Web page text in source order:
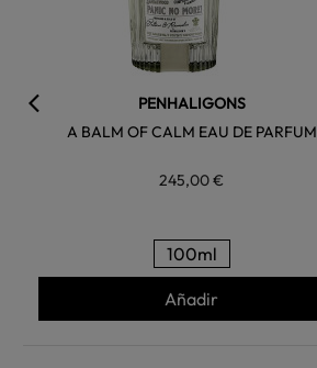
PENHALIGONS
A BALM OF CALM EAU DE PARFUM
245,00 €
100ml
Añadir